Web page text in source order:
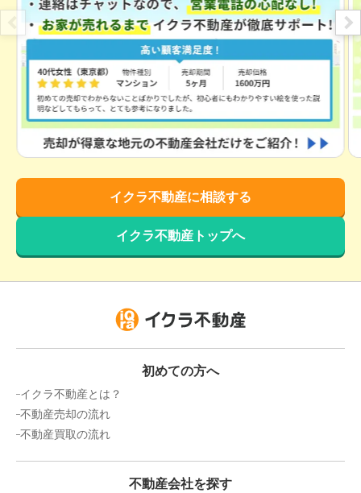
3,200万円 2016年7月
秀和第2東陽町レジデンス
階数: 6階
3,000万円
清新中央ハイツ(1〜10号棟)
専有面積:57
2,800
エクセル葛西臨海公園
専有面積:
2,600
ゾンネンハイム葛西
イクラ不動産に相談する
イクラ不動産トップへ
初めての方へ
イクラ不動産とは？
不動産売却の流れ
不動産買取の流れ
不動産会社を探す